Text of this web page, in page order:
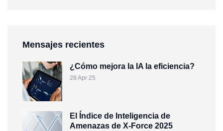
Mensajes recientes
¿Cómo mejora la IA la eficiencia?
28 Apr 25
El Índice de Inteligencia de
Amenazas de X-Force 2025